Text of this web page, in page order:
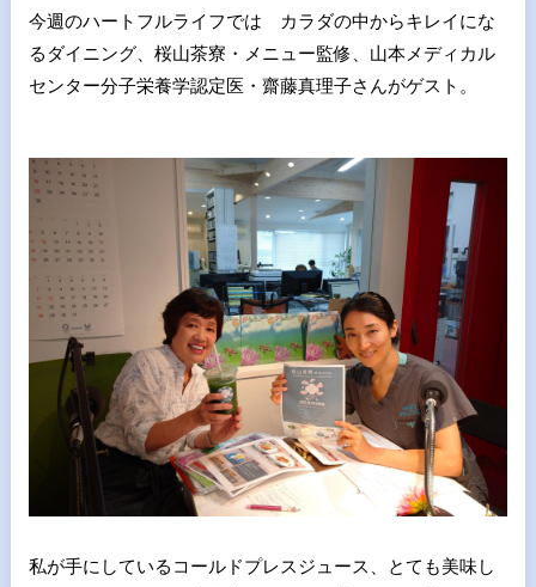
今週のハートフルライフでは カラダの中からキレイにな
るダイニング、桜山茶寮・メニュー監修、山本メディカル
センター分子栄養学認定医・齋藤真理子さんがゲスト。
私が手にしているコールドプレスジュース、とても美味し